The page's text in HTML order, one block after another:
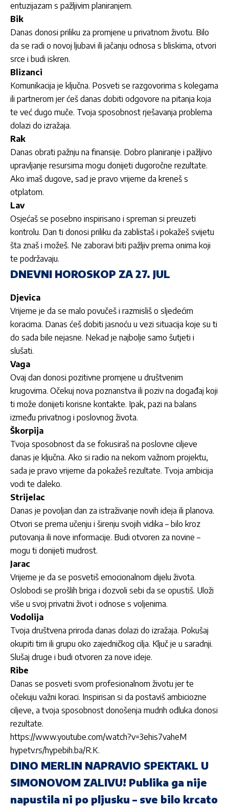
entuzijazam s pažljivim planiranjem.
Bik
Danas donosi priliku za promjene u privatnom životu. Bilo
da se radi o novoj ljubavi ili jačanju odnosa s bliskima, otvori
srce i budi iskren.
Blizanci
Komunikacija je ključna. Posveti se razgovorima s kolegama
ili partnerom jer ćeš danas dobiti odgovore na pitanja koja
te već dugo muče. Tvoja sposobnost rješavanja problema
dolazi do izražaja.
Rak
Danas obrati pažnju na finansije. Dobro planiranje i pažljivo
upravljanje resursima mogu donijeti dugoročne rezultate.
Ako imaš dugove, sad je pravo vrijeme da kreneš s
otplatom.
Lav
Osjećaš se posebno inspirisano i spreman si preuzeti
kontrolu. Dan ti donosi priliku da zablistaš i pokažeš svijetu
šta znaš i možeš. Ne zaboravi biti pažljiv prema onima koji
te podržavaju.
DNEVNI HOROSKOP ZA 27. JUL
Djevica
Vrijeme je da se malo povučeš i razmisliš o sljedećim
koracima. Danas ćeš dobiti jasnoću u vezi situacija koje su ti
do sada bile nejasne. Nekad je najbolje samo šutjeti i
slušati.
Vaga
Ovaj dan donosi pozitivne promjene u društvenim
krugovima. Očekuj nova poznanstva ili poziv na događaj koji
ti može donijeti korisne kontakte. Ipak, pazi na balans
između privatnog i poslovnog života.
Škorpija
Tvoja sposobnost da se fokusiraš na poslovne ciljeve
danas je ključna. Ako si radio na nekom važnom projektu,
sada je pravo vrijeme da pokažeš rezultate. Tvoja ambicija
vodi te daleko.
Strijelac
Danas je povoljan dan za istraživanje novih ideja ili planova.
Otvori se prema učenju i širenju svojih vidika – bilo kroz
putovanja ili nove informacije. Budi otvoren za novine –
mogu ti donijeti mudrost.
Jarac
Vrijeme je da se posvetiš emocionalnom dijelu života.
Oslobodi se prošlih briga i dozvoli sebi da se opustiš. Uloži
više u svoj privatni život i odnose s voljenima.
Vodolija
Tvoja društvena priroda danas dolazi do izražaja. Pokušaj
okupiti tim ili grupu oko zajedničkog cilja. Ključ je u saradnji.
Slušaj druge i budi otvoren za nove ideje.
Ribe
Danas se posveti svom profesionalnom životu jer te
očekuju važni koraci. Inspirisan si da postaviš ambiciozne
ciljeve, a tvoja sposobnost donošenja mudrih odluka donosi
rezultate.
https://www.youtube.com/watch?v=3ehis7vaheM
hypetv.rs/hypebih.ba/R.K.
DINO MERLIN NAPRAVIO SPEKTAKL U
SIMONOVOM ZALIVU! Publika ga nije
napustila ni po pljusku – sve bilo krcato